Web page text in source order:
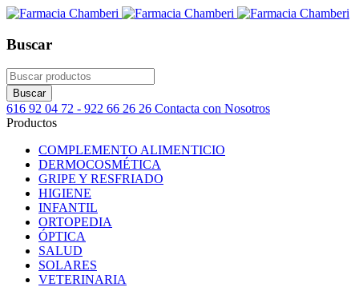
Buscar
616 92 04 72 - 922 66 26 26 Contacta con Nosotros
Productos
COMPLEMENTO ALIMENTICIO
DERMOCOSMÉTICA
GRIPE Y RESFRIADO
HIGIENE
INFANTIL
ORTOPEDIA
ÓPTICA
SALUD
SOLARES
VETERINARIA